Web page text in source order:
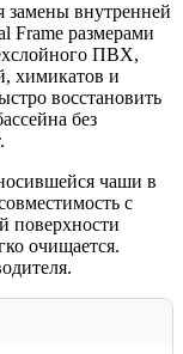
замены внутренней
Frame размерами
ПВХ,
химикатов и
восстановить
без
чаши в
с
поверхности
очищается.